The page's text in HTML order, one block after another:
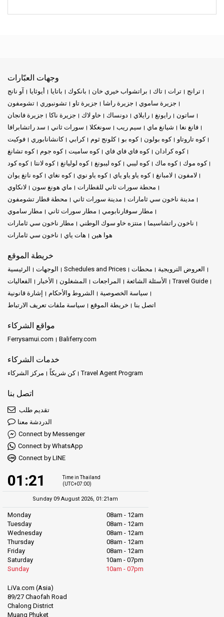
وجهات العبّارات
آو نانج أيوثايا باتايا بانكوك براتشواب خيري خان تاك ترات
ترانج
تشومفون
تشونبوري جزيرة تاو جزيرة راشا
جزيرة ساموي
جزيرة فانجان
جزيرة ناكا خاو لاك دونساك رايلاي رايونغ
ساتون
سد راتشابرافا
سورات ثاني سونغكلا سيم ريب شيانغ ماي
فانغ نغا
فوكيت
كانشانابوري كرابي كلونج ثوم كوه بو كوه بولون
كوه تاروتاو
كوه تشانغ
كوه جوم كوه ساميت كوه فاي فاي فاي
كوه كرادان
كوه كود
كوه لانتا كوه لوليانغ كوه ليبونغ كوه ليبي كوه ماك
كوه موك
كوه نانغ يوان
كوه نغاي كوه ياو نوي كوه ياو ياو ياي لامبانغ
لامفون
لانكاوي
ماي هونغ سون
محطة سورات ثاني للقطارات
محطة قطار تشومفون
مدينة سورات ثاني
مدينة ناخون سي ثامارات
مطار ساموي
مطار سورات ثاني
مطار سوفارنابومي
مطار ناخون سي ثامارات
منتزه خاو سوك الوطني
ناخون راتشاسيما
ناخون سي ثامارات
هات ياي هوا هين
خريطة الموقع
الرئيسية الوجهات Schedules and Prices محطات
العروض الترويجية
الفعاليات
الأخبار المشغلون المراجعات الأسئلة الشائعة
Travel Guide
إشارة قانونية
الشروط والأحكام
سياسة الخصوصية
سياسة ملفات تعريف الارتباط
خريطة الموقع اتصل بنا
مواقع الشركاء
Ferrysamui.com Baliferry.com
خدمات الشركاء
مركز الشركاء كن شريكاً Travel Agent Program
اتصل بنا
تقديم طلب
الدردشة معنا
Connect by Messenger
Connect by WhatsApp
Connect by LINE
01:21
Time in Thailand
(UTC+07:00)
Sunday 09 August 2026, 01:21am
Monday
08am - 12am
Tuesday
08am - 12am
Wednesday
08am - 12am
Thursday
08am - 12am
Friday
08am - 12am
Saturday
10am - 07pm
Sunday
10am - 07pm
LiVa.com (Asia)
89/27 Chaofah Road
Chalong District
Muang Phuket